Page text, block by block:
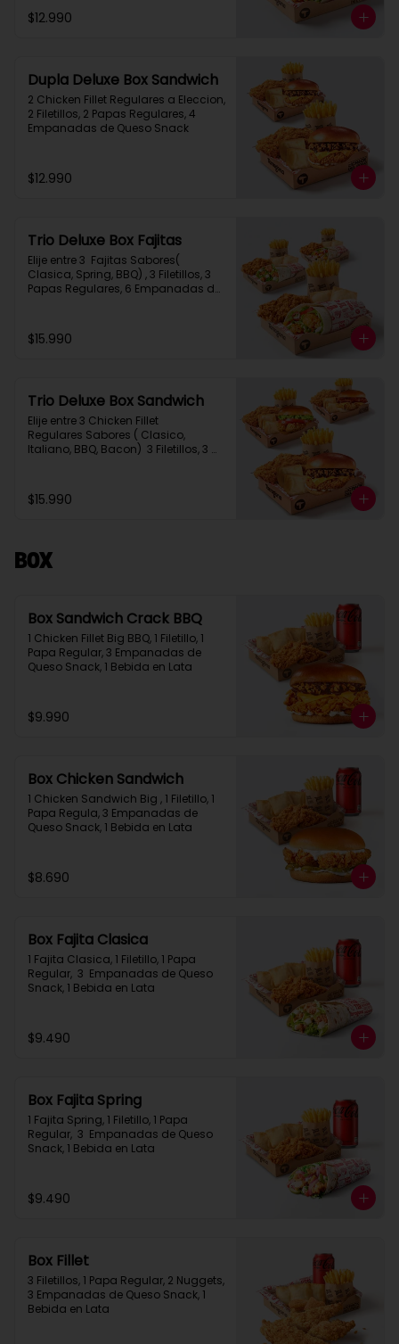
$12.990
Dupla Deluxe Box Sandwich
2 Chicken Fillet Regulares a Eleccion,
2 Filetillos, 2 Papas Regulares, 4
Empanadas de Queso Snack
$12.990
Trio Deluxe Box Fajitas
Elije entre 3  Fajitas Sabores(
Clasica, Spring, BBQ) , 3 Filetillos, 3
Papas Regulares, 6 Empanadas de
$15.990
Trio Deluxe Box Sandwich
Elije entre 3 Chicken Fillet
Regulares Sabores ( Clasico,
Italiano, BBQ, Bacon)  3 Filetillos, 3
$15.990
Box
Box Sandwich Crack BBQ
1 Chicken Fillet Big BBQ, 1 Filetillo, 1
Papa Regular, 3 Empanadas de
Queso Snack, 1 Bebida en Lata
$9.990
Box Chicken Sandwich
1 Chicken Sandwich Big , 1 Filetillo, 1
Papa Regula, 3 Empanadas de
Queso Snack, 1 Bebida en Lata
$8.690
Box Fajita Clasica
1 Fajita Clasica, 1 Filetillo, 1 Papa
Regular,  3  Empanadas de Queso
Snack, 1 Bebida en Lata
$9.490
Box Fajita Spring
1 Fajita Spring, 1 Filetillo, 1 Papa
Regular,  3  Empanadas de Queso
Snack, 1 Bebida en Lata
$9.490
Box Fillet
3 Filetillos, 1 Papa Regular, 2 Nuggets,
3 Empanadas de Queso Snack, 1
Bebida en Lata